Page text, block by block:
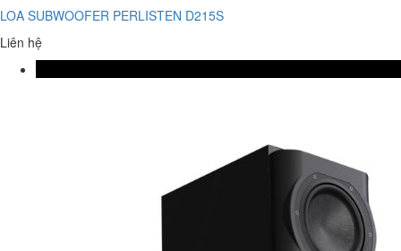
LOA SUBWOOFER PERLISTEN D215S
Liên hệ